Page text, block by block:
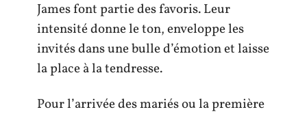
James font partie des favoris. Leur
intensité donne le ton, enveloppe les
invités dans une bulle d’émotion et laisse
la place à la tendresse.
Pour l’arrivée des mariés ou la première